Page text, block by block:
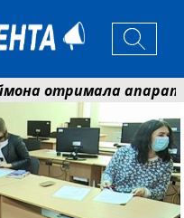
апарат УЗД та
Героїв